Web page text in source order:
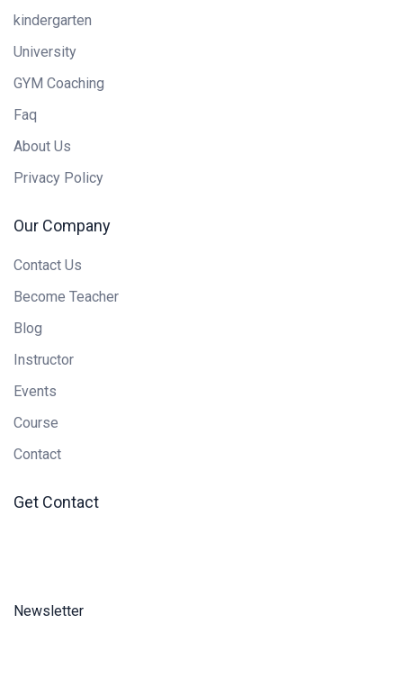
kindergarten
University
GYM Coaching
Faq
About Us
Privacy Policy
Our Company
Contact Us
Become Teacher
Blog
Instructor
Events
Course
Contact
Get Contact
Newsletter